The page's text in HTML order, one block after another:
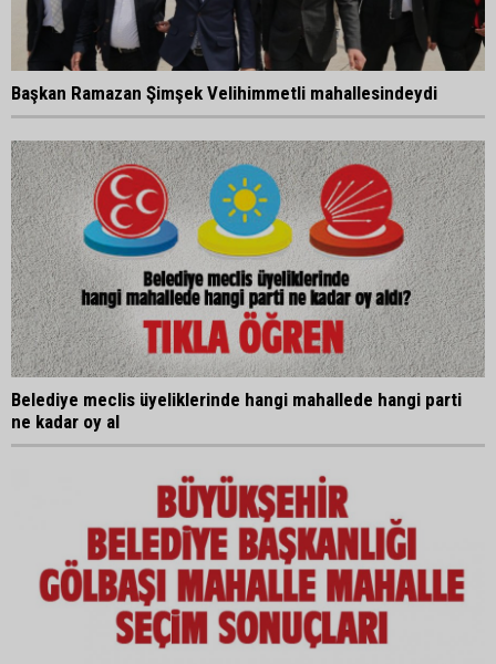
Başkan Ramazan Şimşek Velihimmetli mahallesindeydi
Belediye meclis üyeliklerinde hangi mahallede hangi parti
ne kadar oy al